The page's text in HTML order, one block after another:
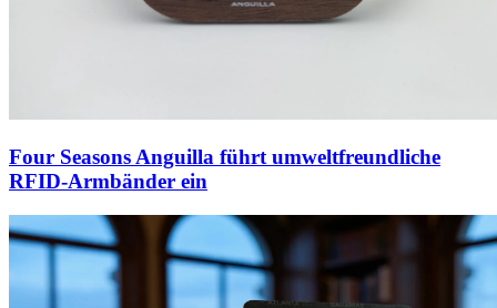
Four Seasons Anguilla führt umweltfreundliche
RFID-Armbänder ein